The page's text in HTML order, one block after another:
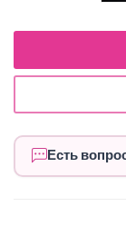
Есть